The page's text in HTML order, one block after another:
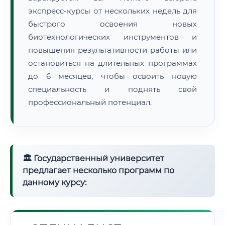
экспресс-курсы от нескольких недель для
быстрого освоения новых
биотехнологических инструментов и
повышения результативности работы или
остановиться на длительных программах
до 6 месяцев, чтобы освоить новую
специальность и поднять свой
профессиональный потенциал.
🏛 Государственный университет
предлагает несколько программ по
данному курсу: